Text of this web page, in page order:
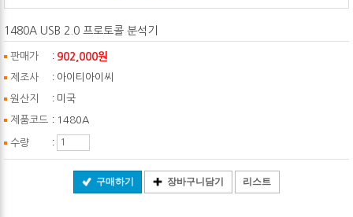
1480A USB 2.0 프로토콜 분석기
판매가 : 902,000원
제조사 : 아이티아이씨
원산지 : 미국
제품코드 : 1480A
수량 :
구매하기 장바구니담기 리스트